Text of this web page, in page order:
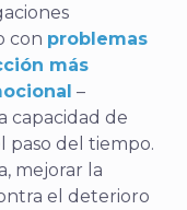
con problemas
más
–
capacidad de
paso del tiempo.
mejorar la
el deterioro